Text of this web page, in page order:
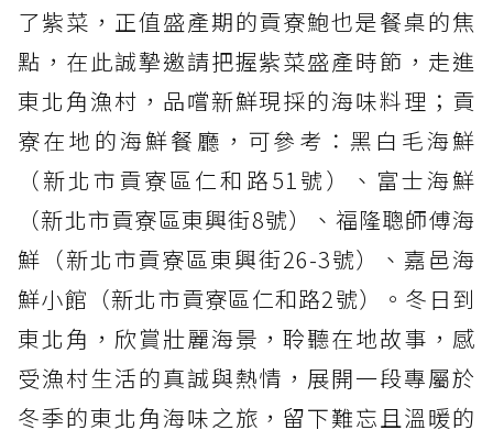
了紫菜，正值盛產期的貢寮鮑也是餐桌的焦
點，在此誠摯邀請把握紫菜盛產時節，走進
東北角漁村，品嚐新鮮現採的海味料理；貢
寮在地的海鮮餐廳，可參考：黑白毛海鮮
（新北市貢寮區仁和路51號）、富士海鮮
（新北市貢寮區東興街8號）、福隆聰師傅海
鮮（新北市貢寮區東興街26-3號）、嘉邑海
鮮小館（新北市貢寮區仁和路2號）。冬日到
東北角，欣賞壯麗海景，聆聽在地故事，感
受漁村生活的真誠與熱情，展開一段專屬於
冬季的東北角海味之旅，留下難忘且溫暖的